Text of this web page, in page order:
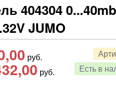
404304
JUMO
Есть в
руб.
руб.